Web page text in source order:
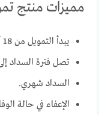
مميزات منتج
يبدأ التمويل من 18 ألف حتى 72 ألف ريال سعودي.
تصل فترة السداد إلى 4
السداد شهري.
الإعفاء في حالة